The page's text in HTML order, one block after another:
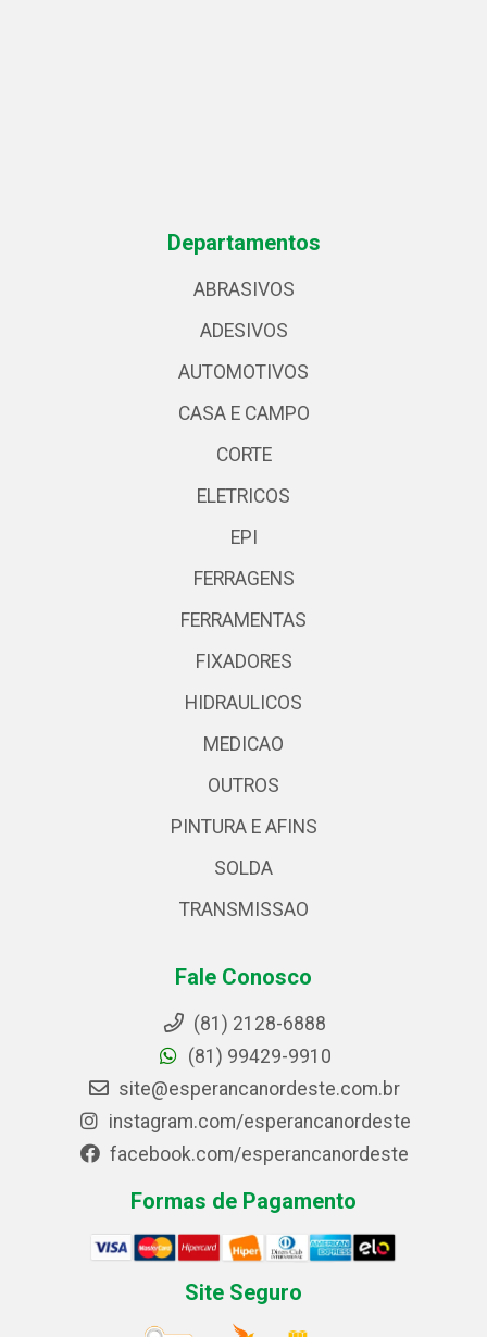
Departamentos
ABRASIVOS
ADESIVOS
AUTOMOTIVOS
CASA E CAMPO
CORTE
ELETRICOS
EPI
FERRAGENS
FERRAMENTAS
FIXADORES
HIDRAULICOS
MEDICAO
OUTROS
PINTURA E AFINS
SOLDA
TRANSMISSAO
Fale Conosco
(81) 2128-6888
(81) 99429-9910
site@esperancanordeste.com.br
instagram.com/esperancanordeste
facebook.com/esperancanordeste
Formas de Pagamento
Site Seguro